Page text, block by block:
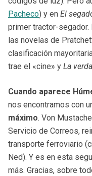
Pacheco) y en El
primer tractor-
las novelas de
clasificación
trae el «cine» y La
Cuando aparece
nos encontramos con
máximo. Von
Servicio de Correos,
transporte ferroviario
Ned). Y es en esta
más. Gracias, sobre